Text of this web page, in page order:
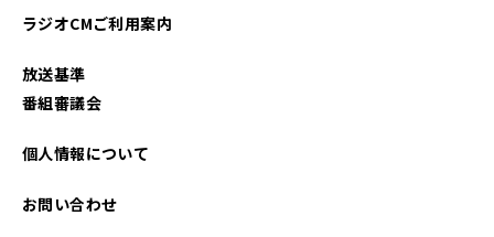
2022年11月
ラジオCMご利用案内
放送基準
番組審議会
個人情報について
お問い合わせ